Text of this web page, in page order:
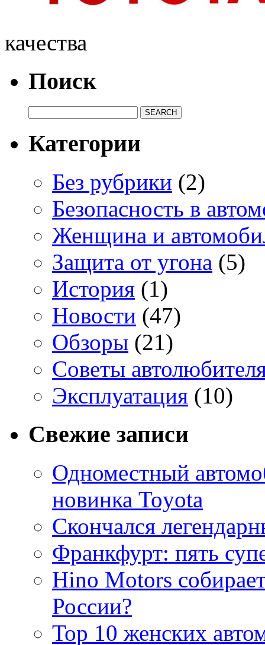
качества
Поиск
Категории
Без рубрики (2)
Безопасность в
Женщина и
Защита от угона (5)
История (1)
Новости (47)
Обзоры (21)
Советы
Эксплуатация (10)
Свежие записи
Одноместный
новинка Toyota
Скончался
Франкфурт: пять
Hino Motors
России?
Top 10 женских